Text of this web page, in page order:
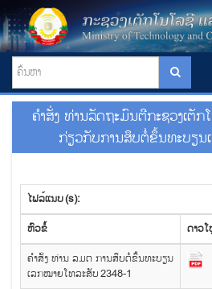
ຄຳສັ່ງ ທ່ານລັດຖະມົນຕີກະຊວງເຕັກ
ກ່ຽວກັບການສຶບຕໍ່ຂຶ້ນທະບຽນ
ໄຟລ໌ແນບ (s):
​ຫົວ​ຂໍ້
ດາວ​
ຄຳສັ່ງ ທ່ານ ລມຕ ການສຶບຕໍ່ຂຶ້ນທະບຽນ
ເລກໝາຍໂທລະສັບ 2348-1